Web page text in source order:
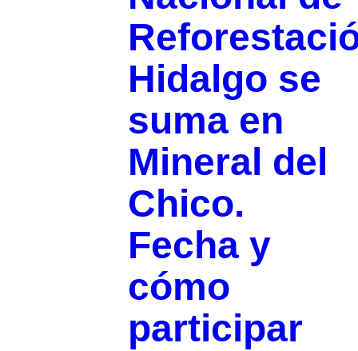
Hidalgo se
suma en
Mineral del
Chico.
Fecha y
cómo
participar